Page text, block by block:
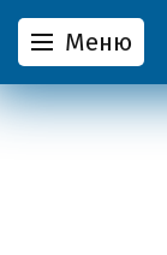
Меню